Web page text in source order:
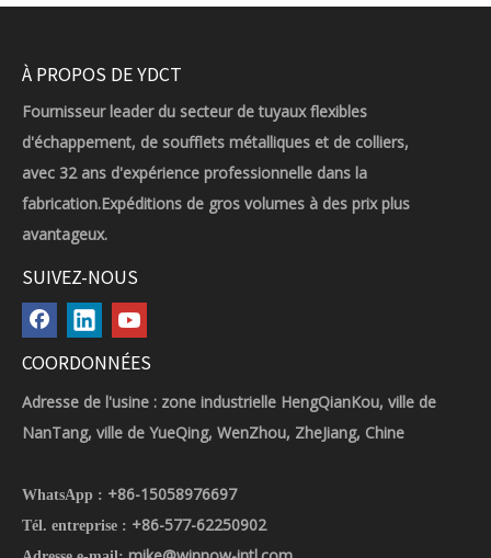
À PROPOS DE YDCT
Fournisseur leader du secteur de tuyaux flexibles
d'échappement, de soufflets métalliques et de colliers,
avec 32 ans d'expérience professionnelle dans la
fabrication.Expéditions de gros volumes à des prix plus
avantageux.
SUIVEZ-NOUS
COORDONNÉES
Adresse de l'usine : zone industrielle HengQianKou, ville de
NanTang, ville de YueQing, WenZhou, ZheJiang, Chine
WhatsApp : +86-15058976697
Tél. entreprise : +86-577-62250902